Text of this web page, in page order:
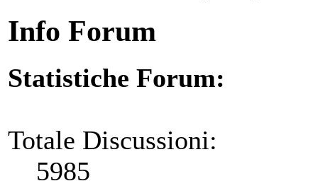
Info Forum
Statistiche Forum:
Totale Discussioni:
5985